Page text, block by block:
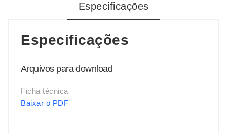
Especificações
Especificações
Arquivos para download
Ficha técnica
Baixar o PDF